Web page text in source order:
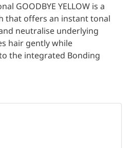
GOODBYE YELLOW is a
that offers an instant tonal
neutralise underlying
hair gently while
the integrated Bonding